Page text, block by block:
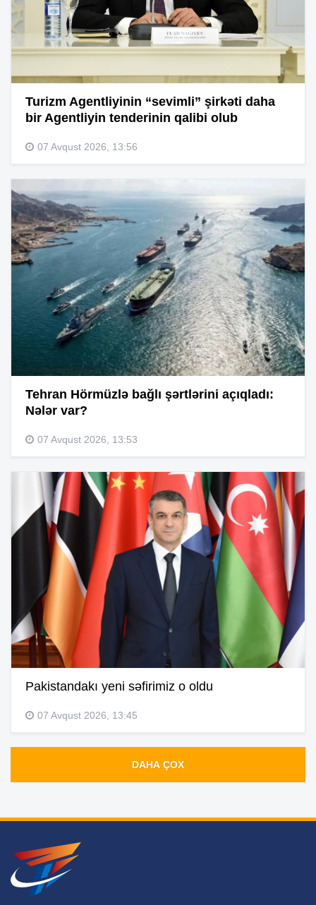
Turizm Agentliyinin “sevimli” şirkəti daha
bir Agentliyin tenderinin qalibi olub
07 Avqust 2026, 13:56
Tehran Hörmüzlə bağlı şərtlərini açıqladı:
Nələr var?
07 Avqust 2026, 13:53
Pakistandakı yeni səfirimiz o oldu
07 Avqust 2026, 13:45
DAHA ÇOX